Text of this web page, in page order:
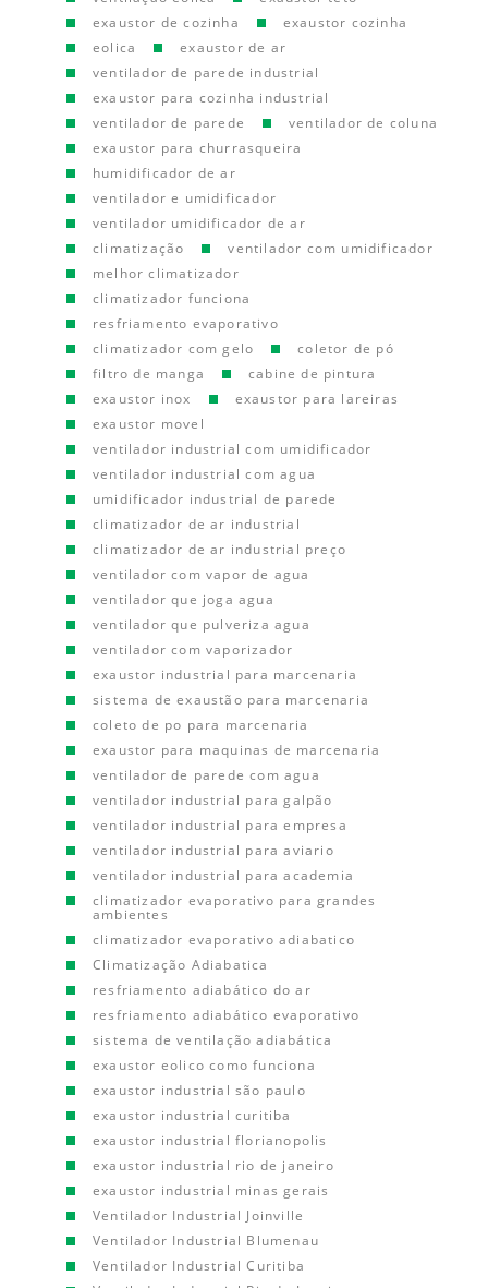
exaustor de cozinha
exaustor cozinha
eolica
exaustor de ar
ventilador de parede industrial
exaustor para cozinha industrial
ventilador de parede
ventilador de coluna
exaustor para churrasqueira
humidificador de ar
ventilador e umidificador
ventilador umidificador de ar
climatização
ventilador com umidificador
melhor climatizador
climatizador funciona
resfriamento evaporativo
climatizador com gelo
coletor de pó
filtro de manga
cabine de pintura
exaustor inox
exaustor para lareiras
exaustor movel
ventilador industrial com umidificador
ventilador industrial com agua
umidificador industrial de parede
climatizador de ar industrial
climatizador de ar industrial preço
ventilador com vapor de agua
ventilador que joga agua
ventilador que pulveriza agua
ventilador com vaporizador
exaustor industrial para marcenaria
sistema de exaustão para marcenaria
coleto de po para marcenaria
exaustor para maquinas de marcenaria
ventilador de parede com agua
ventilador industrial para galpão
ventilador industrial para empresa
ventilador industrial para aviario
ventilador industrial para academia
climatizador evaporativo para grandes
ambientes
climatizador evaporativo adiabatico
Climatização Adiabatica
resfriamento adiabático do ar
resfriamento adiabático evaporativo
sistema de ventilação adiabática
exaustor eolico como funciona
exaustor industrial são paulo
exaustor industrial curitiba
exaustor industrial florianopolis
exaustor industrial rio de janeiro
exaustor industrial minas gerais
Ventilador Industrial Joinville
Ventilador Industrial Blumenau
Ventilador Industrial Curitiba